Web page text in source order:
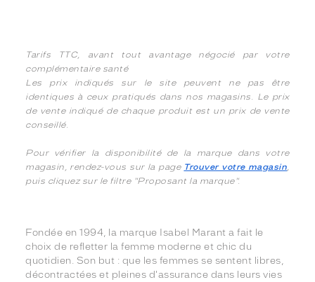
Tarifs TTC, avant tout avantage négocié par votre
complémentaire santé
Les prix indiqués sur le site peuvent ne pas être
identiques à ceux pratiqués dans nos magasins. Le prix
de vente indiqué de chaque produit est un prix de vente
conseillé.
Pour vérifier la disponibilité de la marque dans votre
magasin, rendez-vous sur la page Trouver votre magasin
puis cliquez sur le filtre "Proposant la marque".
Fondée en 1994, la marque Isabel Marant a fait le
choix de refletter la femme moderne et chic du
quotidien. Son but : que les femmes se sentent libres,
décontractées et pleines d'assurance dans leurs vies